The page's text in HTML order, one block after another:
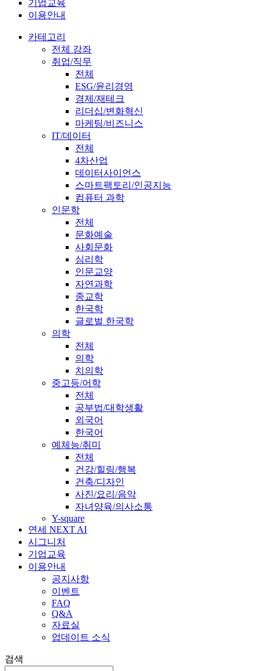
기업교육
이용안내
카테고리
전체 강좌
취업/직무
전체
ESG/윤리경영
경제/재테크
리더십/변화혁신
마케팅/비즈니스
IT/데이터
전체
4차산업
데이터사이언스
스마트팩토리/인공지능
컴퓨터 과학
인문학
전체
문화예술
사회문화
심리학
인문교양
자연과학
종교학
한국학
글로벌 한국학
의학
전체
의학
치의학
중고등/어학
전체
공부법/대학생활
외국어
한국어
예체능/취미
전체
건강/힐링/행복
건축/디자인
사진/요리/음악
자녀양육/의사소통
Y-square
연세 NEXT AI
시그니처
기업교육
이용안내
공지사항
이벤트
FAQ
Q&A
자료실
업데이트 소식
검색